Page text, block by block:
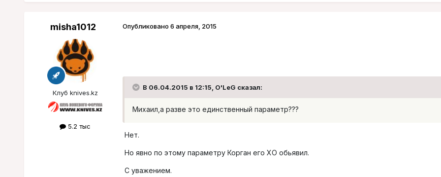
misha1012
Клуб knives.kz
5.2 тыс
Опубликовано 6 апреля, 2015
В 06.04.2015 в 12:15, O'LeG сказал:
Михаил,а разве это единственный параметр???
Нет.
Но явно по этому параметру Корган его ХО обьявил.
С уважением.